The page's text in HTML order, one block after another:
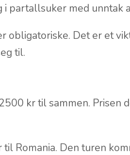
partallsuker med unntak
obligatoriske. Det er et
til.
kr til sammen. Prisen
Romania. Den turen